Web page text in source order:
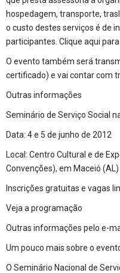
hospedagem, transporte,
o custo destes serviços é de
participantes. Clique aqui
O evento também será
certificado) e vai contar com
Outras informações
Seminário de Serviço Social
Data: 4 e 5 de junho de 2012
Local: Centro Cultural e de
Convenções), em Maceió (AL)
Inscrições gratuitas e vagas
Veja a programação
Outras informações pelo e-
Um pouco mais sobre o
O Seminário Nacional de